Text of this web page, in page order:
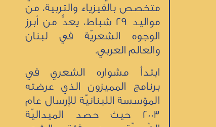
متخصص بالفيزياء والتربية، من
مواليد 29 شباط، يعدُّ من أبرز
الوجوه الشعريّة في لبنان
والعالم العربي.
ابتدأ مشواره الشعري في
برنامج المميزون الذي عرضته
المؤسسة اللبنانيّة للإرسال عام
2003 حيث حصد الميداليّة